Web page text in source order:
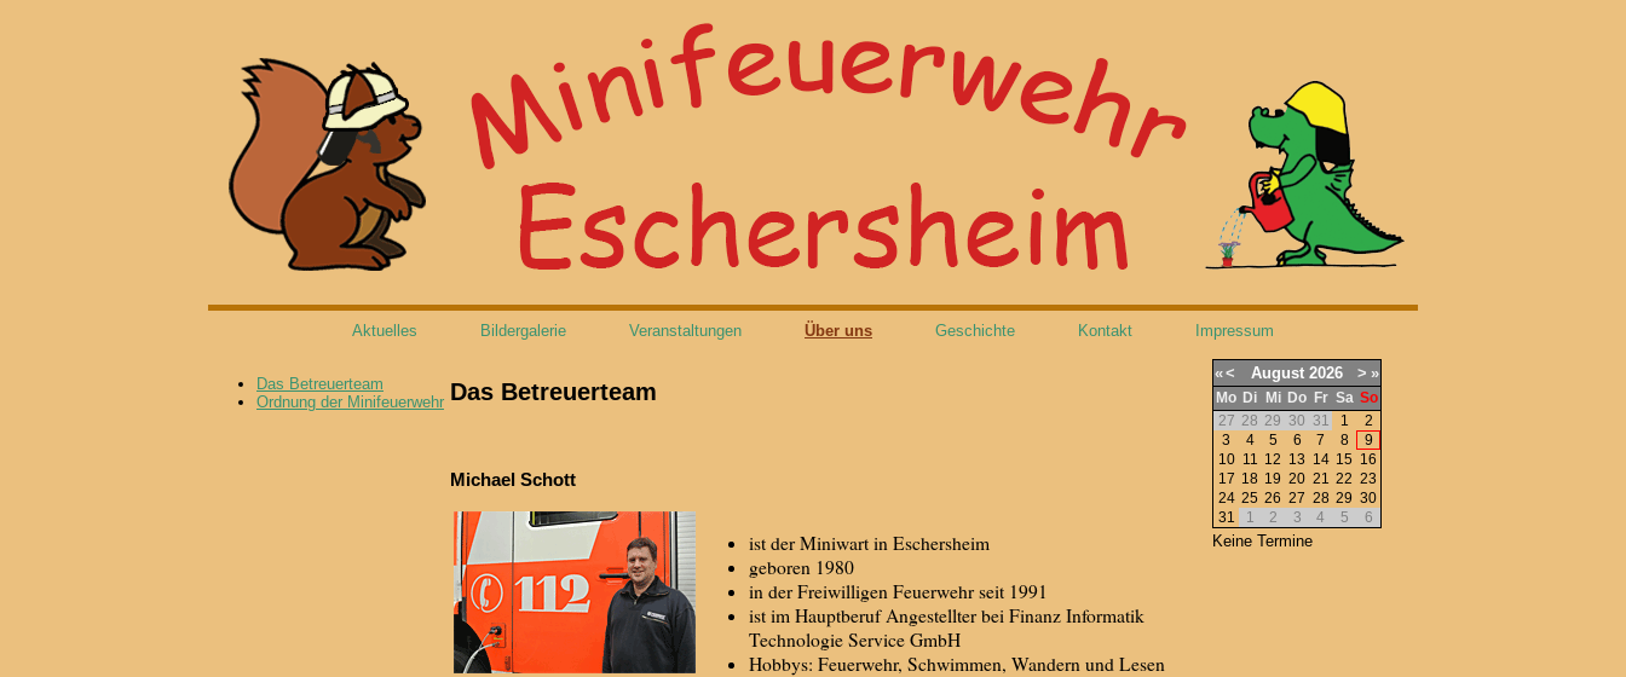
Aktuelles Bildergalerie Veranstaltungen Über uns Geschichte Kontakt Impressum
Das Betreuerteam
Michael Schott
ist der Miniwart in Eschersheim
geboren 1980
in der Freiwilligen Feuerwehr seit 1991
ist im Hauptberuf Angestellter bei Finanz Informatik
Technologie Service GmbH
Hobbys: Feuerwehr, Schwimmen, Wandern und Lesen
Das Betreuerteam
Ordnung der Minifeuerwehr
«< August 2026 > »
Mo Di Mi Do Fr Sa So
27 28 29 30 31 1
2
3
4 5 6 7 8
9
10 11 12 13 14 15 16
17 18 19 20 21 22 23
24 25 26 27 28 29 30
31
1 2 3 4 5 6
Keine Termine